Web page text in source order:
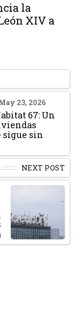
la
XIV a
23, 2026
67: Un
sigue sin
NEXT POST